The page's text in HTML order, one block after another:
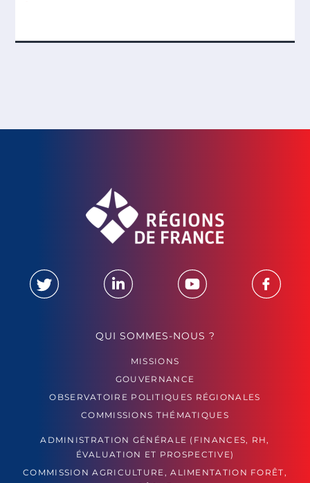
QUI SOMMES-NOUS ?
MISSIONS
GOUVERNANCE
OBSERVATOIRE POLITIQUES RÉGIONALES
COMMISSIONS THÉMATIQUES
ADMINISTRATION GÉNÉRALE (FINANCES, RH,
ÉVALUATION ET PROSPECTIVE)
COMMISSION AGRICULTURE, ALIMENTATION FORÊT,